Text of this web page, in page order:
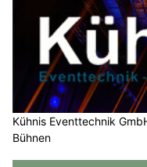
Kühnis Eventtechnik
Bühnen